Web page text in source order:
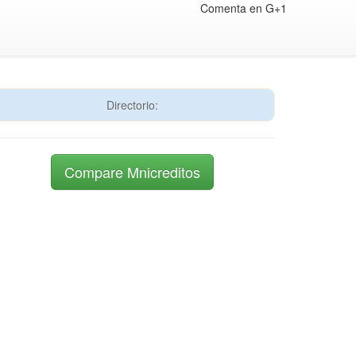
Comenta en G+1
Directorio:
Compare Mnicreditos